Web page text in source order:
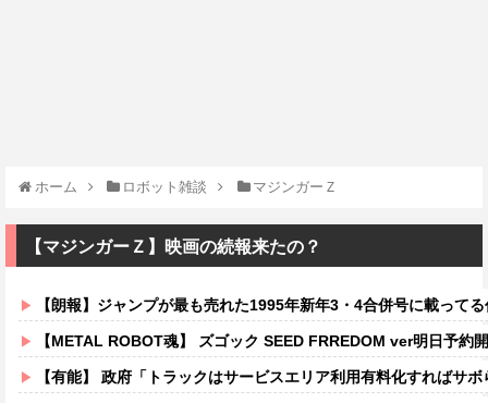
ホーム ロボット雑談 マジンガーＺ
【マジンガーＺ】映画の続報来たの？
【朗報】ジャンプが最も売れた1995年新年3・4合併号に載って
【METAL ROBOT魂】 ズゴック SEED FRREDOM ver明日予約開始！！
【有能】 政府「トラックはサービスエリア利用有料化すればサボら